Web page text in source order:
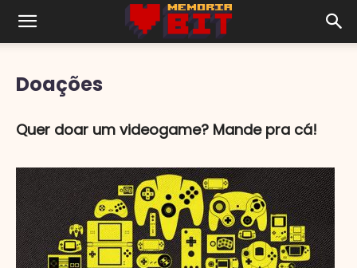
Doações
Quer doar um videogame? Mande pra cá!